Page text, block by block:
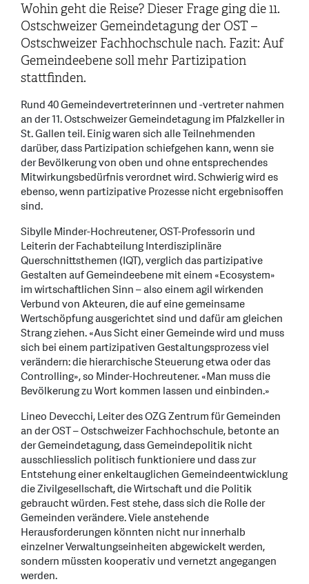
Wohin geht die Reise? Dieser Frage ging die 11.
Ostschweizer Gemeindetagung der OST –
Ostschweizer Fachhochschule nach. Fazit: Auf
Gemeindeebene soll mehr Partizipation
stattfinden.
Rund 40 Gemeindevertreterinnen und -vertreter nahmen
an der 11. Ostschweizer Gemeindetagung im Pfalzkeller in
St. Gallen teil. Einig waren sich alle Teilnehmenden
darüber, dass Partizipation schiefgehen kann, wenn sie
der Bevölkerung von oben und ohne entsprechendes
Mitwirkungsbedürfnis verordnet wird. Schwierig wird es
ebenso, wenn partizipative Prozesse nicht ergebnisoffen
sind.
Sibylle Minder-Hochreutener, OST-Professorin und
Leiterin der Fachabteilung Interdisziplinäre
Querschnittsthemen (IQT), verglich das partizipative
Gestalten auf Gemeindeebene mit einem «Ecosystem»
im wirtschaftlichen Sinn – also einem agil wirkenden
Verbund von Akteuren, die auf eine gemeinsame
Wertschöpfung ausgerichtet sind und dafür am gleichen
Strang ziehen. «Aus Sicht einer Gemeinde wird und muss
sich bei einem partizipativen Gestaltungsprozess viel
verändern: die hierarchische Steuerung etwa oder das
Controlling», so Minder-Hochreutener. «Man muss die
Bevölkerung zu Wort kommen lassen und einbinden.»
Lineo Devecchi, Leiter des OZG Zentrum für Gemeinden
an der OST – Ostschweizer Fachhochschule, betonte an
der Gemeindetagung, dass Gemeindepolitik nicht
ausschliesslich politisch funktioniere und dass zur
Entstehung einer enkeltauglichen Gemeindeentwicklung
die Zivilgesellschaft, die Wirtschaft und die Politik
gebraucht würden. Fest stehe, dass sich die Rolle der
Gemeinden verändere. Viele anstehende
Herausforderungen könnten nicht nur innerhalb
einzelner Verwaltungseinheiten abgewickelt werden,
sondern müssten kooperativ und vernetzt angegangen
werden.